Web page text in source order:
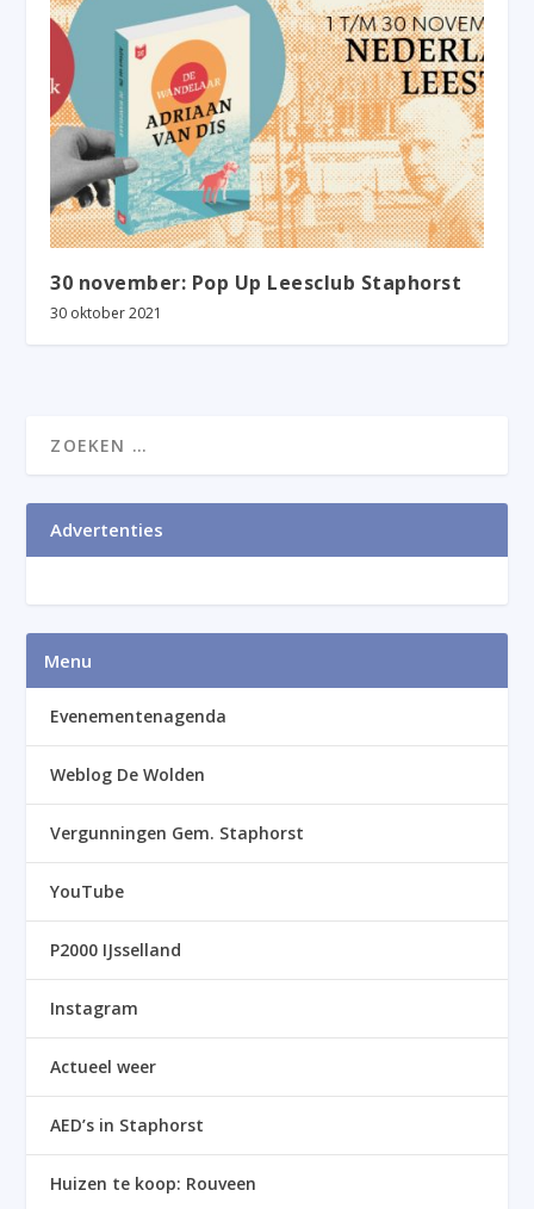
30 november: Pop Up Leesclub Staphorst
30 oktober 2021
Advertenties
Menu
Evenementenagenda
Weblog De Wolden
Vergunningen Gem. Staphorst
YouTube
P2000 IJsselland
Instagram
Actueel weer
AED’s in Staphorst
Huizen te koop: Rouveen